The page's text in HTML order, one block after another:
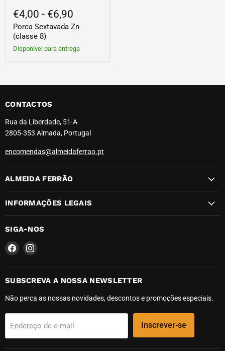
€4,00 - €6,90
Porca Sextavada Zn
(classe 8)
Disponível para entrega
CONTACTOS
Rua da Liberdade, 51-A
2805-353 Almada, Portugal
encomendas@almeidaferrao.pt
ALMEIDA FERRÃO
INFORMAÇÕES LEGAIS
SIGA-NOS
Encontre-
nos
em
Facebook
Encontre-
em
Instagram
SUBSCREVA A NOSSA NEWSLETTER
Não perca as nossas novidades, descontos e promoções especiais.
Endereço de e-mail Inscrever-se